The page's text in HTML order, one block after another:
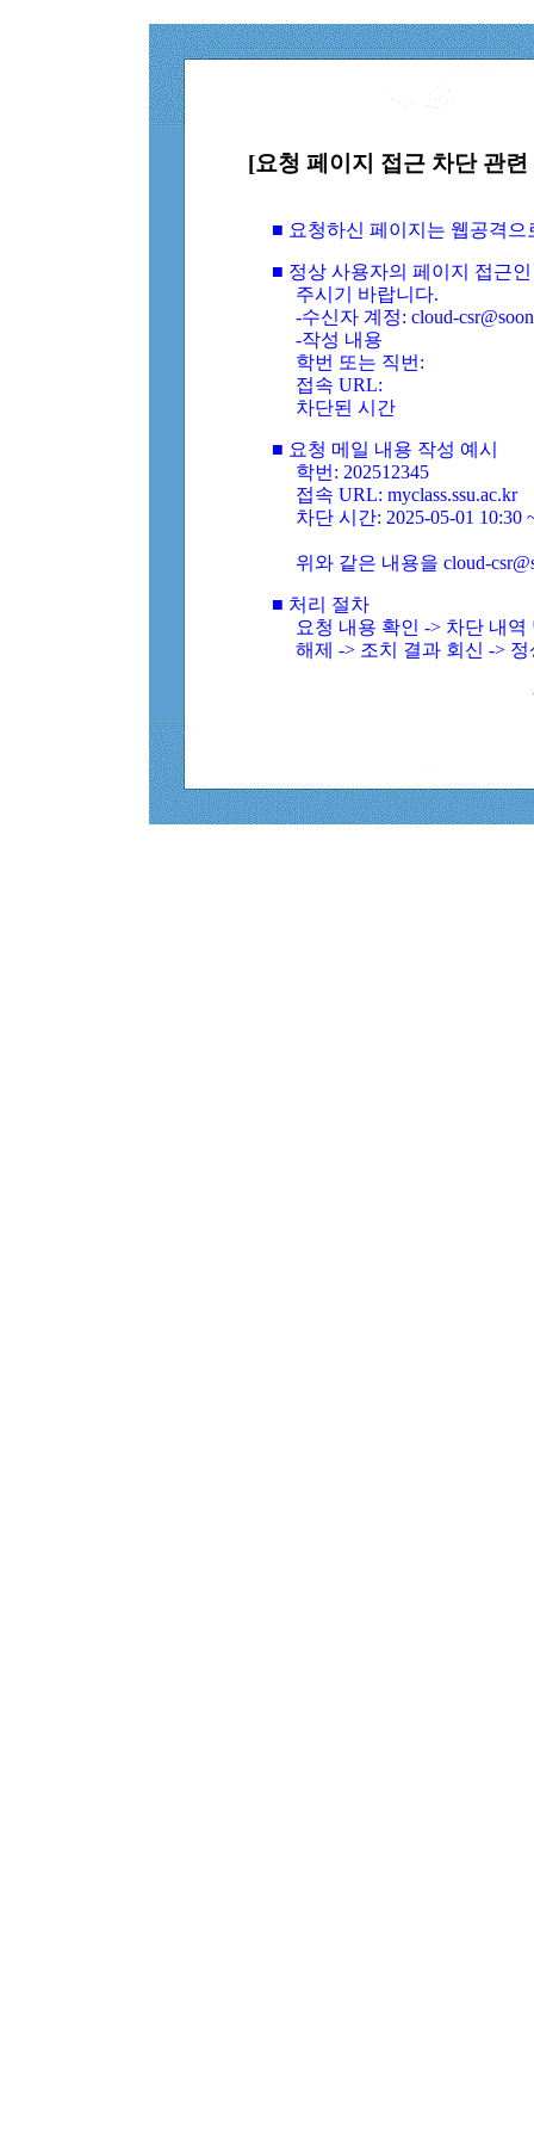
[요청 페이지 접근 차단 관
■ 요청하신 페이지는 웹공격
■ 정상 사용자의 페이지 접근
주시기 바랍니다.
-수신자 계정: cloud-
-작성 내용
학번 또는 직번:
접속 URL:
차단된 시간
■ 요청 메일 내용 작성 예시
학번: 202512345
접속 URL: myclass.ssu.ac.kr
차단 시간: 2025-05-01 10:30
위와 같은 내용을 cloud-
■ 처리 절차
요청 내용 확인 -> 차단 내
해제 -> 조치 결과 회신 ->